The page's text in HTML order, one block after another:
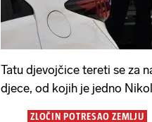
Tatu djevojčice tereti se za
djece, od kojih je jedno
ZLOČIN POTRESAO ZEMLJU